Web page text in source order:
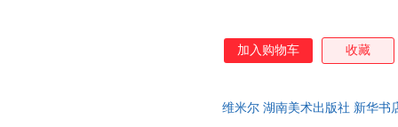
加入购物车 收藏
维米尔 湖南美术出版社 新华书